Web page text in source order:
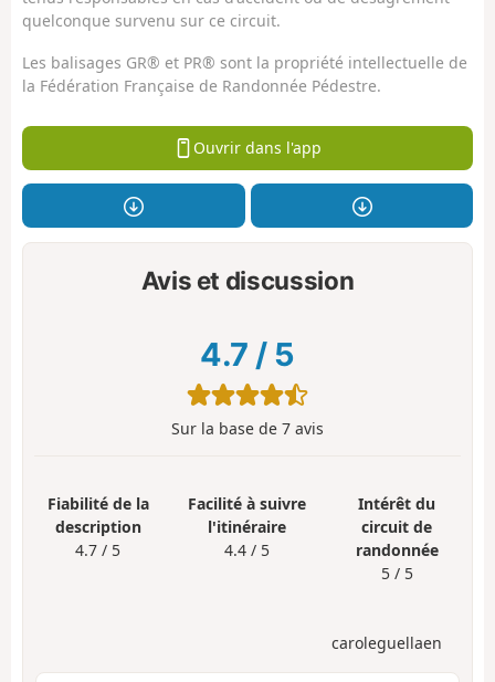
quelconque survenu sur ce circuit.
Les balisages GR® et PR® sont la propriété intellectuelle de
la Fédération Française de Randonnée Pédestre.
Ouvrir dans l'app
Avis et discussion
4.7 / 5
Sur la base de 7 avis
Fiabilité de la
description
4.7 / 5
Facilité à suivre
l'itinéraire
4.4 / 5
Intérêt du
circuit de
randonnée
5 / 5
caroleguellaen